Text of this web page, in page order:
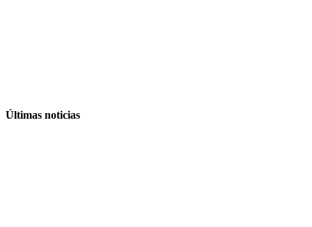
Últimas noticias